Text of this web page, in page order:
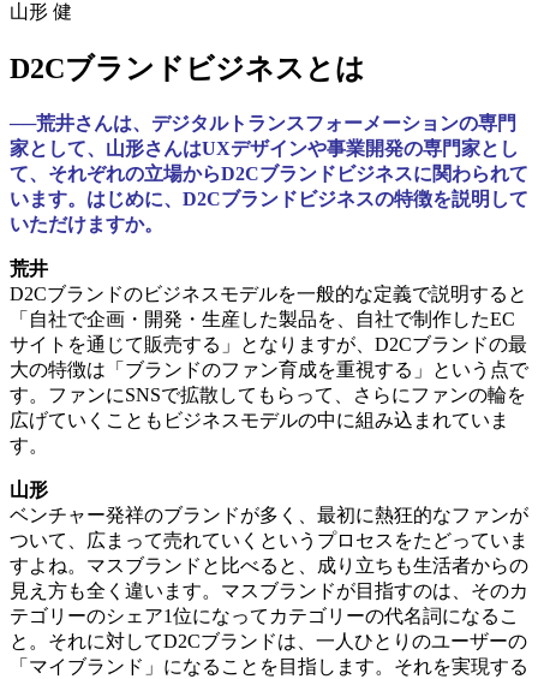
山形 健
D2Cブランドビジネスとは
──荒井さんは、デジタルトランスフォーメーションの専門
家として、山形さんはUXデザインや事業開発の専門家とし
て、それぞれの立場からD2Cブランドビジネスに関わられて
います。はじめに、D2Cブランドビジネスの特徴を説明して
いただけますか。
荒井
D2Cブランドのビジネスモデルを一般的な定義で説明すると
「自社で企画・開発・生産した製品を、自社で制作したEC
サイトを通じて販売する」となりますが、D2Cブランドの最
大の特徴は「ブランドのファン育成を重視する」という点で
す。ファンにSNSで拡散してもらって、さらにファンの輪を
広げていくこともビジネスモデルの中に組み込まれていま
す。
山形
ベンチャー発祥のブランドが多く、最初に熱狂的なファンが
ついて、広まって売れていくというプロセスをたどっていま
すよね。マスブランドと比べると、成り立ちも生活者からの
見え方も全く違います。マスブランドが目指すのは、そのカ
テゴリーのシェア1位になってカテゴリーの代名詞になるこ
と。それに対してD2Cブランドは、一人ひとりのユーザーの
「マイブランド」になることを目指します。それを実現する